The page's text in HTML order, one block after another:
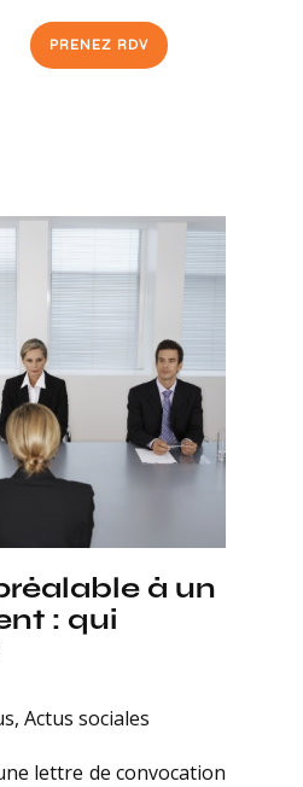
PRENEZ RDV
à un
: qui
, Actus sociales
lettre de convocation